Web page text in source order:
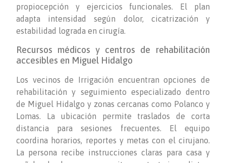
propiocepción y ejercicios funcionales. El plan
adapta intensidad según dolor, cicatrización y
estabilidad lograda en cirugía.
Recursos médicos y centros de rehabilitación
accesibles en Miguel Hidalgo
Los vecinos de Irrigación encuentran opciones de
rehabilitación y seguimiento especializado dentro
de Miguel Hidalgo y zonas cercanas como Polanco y
Lomas. La ubicación permite traslados de corta
distancia para sesiones frecuentes. El equipo
coordina horarios, reportes y metas con el cirujano.
La persona recibe instrucciones claras para casa y